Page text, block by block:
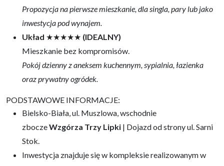
Propozycja na pierwsze mieszkanie, dla singla, pary lub jako
inwestycja pod wynajem.
Układ ★★★★★ (IDEALNY)
Mieszkanie bez kompromisów.
Pokój dzienny z aneksem kuchennym, sypialnia, łazienka
oraz prywatny ogródek.
PODSTAWOWE INFORMACJE:
Bielsko-Biała, ul. Muszlowa, wschodnie
zboczeWzgórza Trzy Lipki | Dojazd od strony ul. Sarni
Stok.
Inwestycja znajduje się w kompleksie realizowanym w